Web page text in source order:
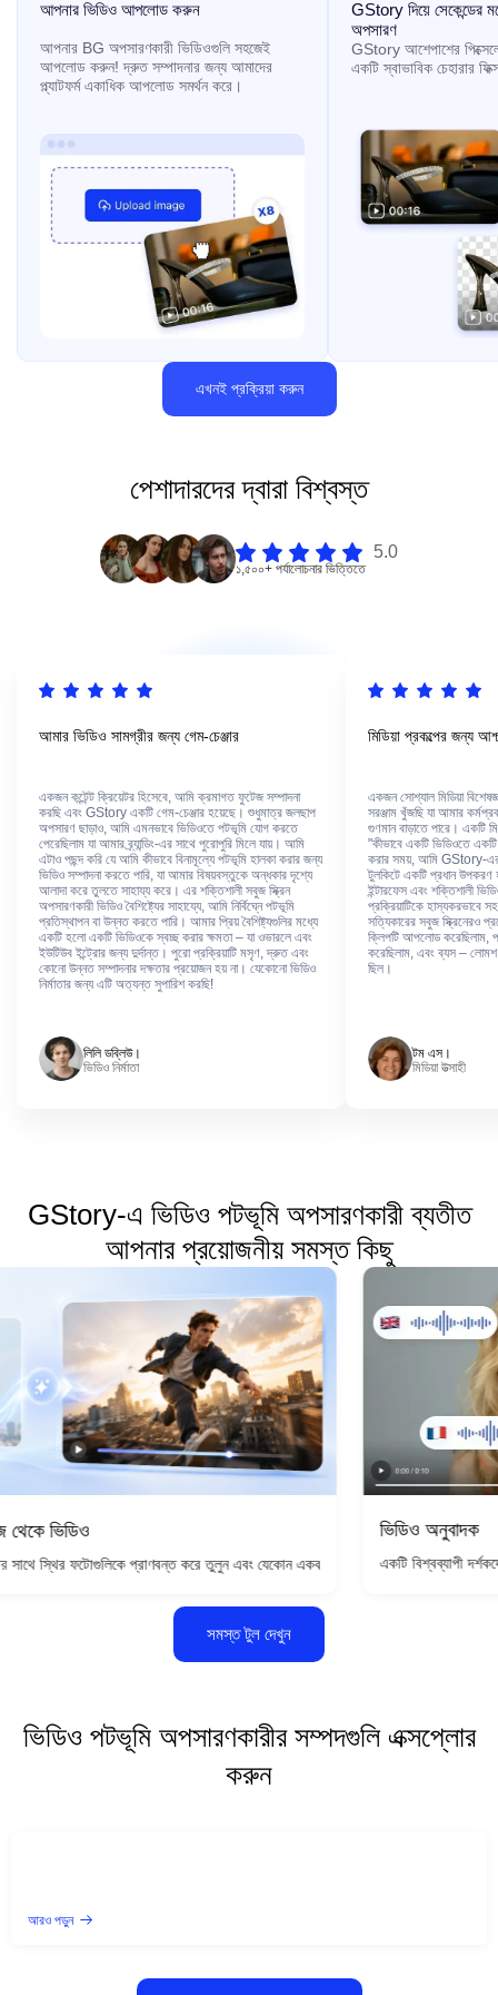
আপনার ভিডিও আপলোড করুন
আপনার BG অপসারণকারী ভিডিওগুলি সহজেই
আপলোড করুন! দ্রুত সম্পাদনার জন্য আমাদের
প্ল্যাটফর্ম একাধিক আপলোড সমর্থন করে।
GStory দিয়ে সেকেন্ডের
অপসারণ
GStory আশেপাশের
একটি স্বাভাবিক চেহারার
এখনই প্রক্রিয়া করুন
পেশাদারদের দ্বারা বিশ্বস্ত
5.0
১,৫০০+ পর্যালোচনার ভিত্তিতে
আমার ভিডিও সামগ্রীর জন্য গেম-চেঞ্জার
একজন কন্টেন্ট ক্রিয়েটর হিসেবে, আমি ক্রমাগত ফুটেজ সম্পাদনা
করছি এবং GStory একটি গেম-চেঞ্জার হয়েছে। শুধুমাত্র জলছাপ
অপসারণ ছাড়াও, আমি এমনভাবে ভিডিওতে পটভূমি যোগ করতে
পেরেছিলাম যা আমার ব্র্যান্ডিং-এর সাথে পুরোপুরি মিলে যায়। আমি
এটাও পছন্দ করি যে আমি কীভাবে বিনামূল্যে পটভূমি হালকা করার জন্য
ভিডিও সম্পাদনা করতে পারি, যা আমার বিষয়বস্তুকে অন্ধকার দৃশ্যে
আলাদা করে তুলতে সাহায্য করে। এর শক্তিশালী সবুজ স্ক্রিন
অপসারণকারী ভিডিও বৈশিষ্ট্যের সাহায্যে, আমি নির্বিঘ্নে পটভূমি
প্রতিস্থাপন বা উন্নত করতে পারি। আমার প্রিয় বৈশিষ্ট্যগুলির মধ্যে
একটি হলো একটি ভিডিওকে স্বচ্ছ করার ক্ষমতা – যা ওভারলে এবং
ইউটিউব ইন্ট্রোর জন্য দুর্দান্ত। পুরো প্রক্রিয়াটি মসৃণ, দ্রুত এবং
কোনো উন্নত সম্পাদনার দক্ষতার প্রয়োজন হয় না। যেকোনো ভিডিও
নির্মাতার জন্য এটি অত্যন্ত সুপারিশ করছি!
লিলি ডব্লিউ।
ভিডিও নির্মাতা
মিডিয়া প্রকল্পের জন্য
একজন সোশ্যাল মিডিয়া
সরঞ্জাম খুঁজছি যা আমার
গুণমান বাড়াতে পারে। একটি
"কীভাবে একটি ভিডিওতে
করার সময়, আমি GStory-এর
টুলকিটে একটি প্রধান
ইন্টারফেস এবং শক্তিশালী
প্রক্রিয়াটিকে
সত্যিকারের সবুজ স্ক্রিনেরও
ক্লিপটি আপলোড করেছিলাম,
করেছিলাম, এবং ব্যস –
ছিল।
টম এস।
মিডিয়া উত্সাহী
GStory-এ ভিডিও পটভূমি অপসারণকারী ব্যতীত
আপনার প্রয়োজনীয় সমস্ত কিছু
দক্ষতার প্রয়োজন নেই, শুধু আপনার দৃষ্টিভঙ্গি বর্ণনা করুন।
প্রাণবন্ত করে তুলুন এবং যেকোন একক ছবিকে মাত্র কয়েকটি ক্লিকে একটি
ভিডিও অনুবাদক
একটি বিশ্বব্যাপী দর্শকদের কাছে
সমস্ত টুল দেখুন
ভিডিও পটভূমি অপসারণকারীর সম্পদগুলি এক্সপ্লোর
করুন
আরও পড়ুন